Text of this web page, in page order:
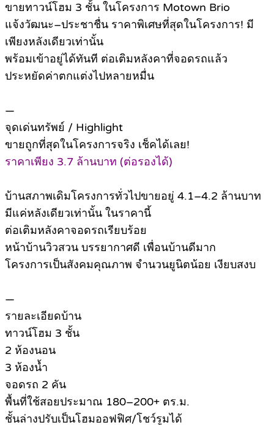
ขายทาวน์โฮม 3 ชั้น ในโครงการ Motown Brio
แจ้งวัฒนะ–ประชาชื่น ราคาพิเศษที่สุดในโครงการ! มี
เพียงหลังเดียวเท่านั้น
พร้อมเข้าอยู่ได้ทันที ต่อเติมหลังคาที่จอดรถแล้ว
ประหยัดค่าตกแต่งไปหลายหมื่น
—
จุดเด่นทรัพย์ / Highlight
ขายถูกที่สุดในโครงการจริง เช็คได้เลย!
ราคาเพียง 3.7 ล้านบาท (ต่อรองได้)
บ้านสภาพเดิมโครงการทั่วไปขายอยู่ 4.1–4.2 ล้านบาท
มีแค่หลังเดียวเท่านั้น ในราคานี้
ต่อเติมหลังคาจอดรถเรียบร้อย
หน้าบ้านวิวสวน บรรยากาศดี เพื่อนบ้านดีมาก
โครงการเป็นสังคมคุณภาพ จำนวนยูนิตน้อย เงียบสงบ
—
รายละเอียดบ้าน
ทาวน์โฮม 3 ชั้น
2 ห้องนอน
3 ห้องน้ำ
จอดรถ 2 คัน
พื้นที่ใช้สอยประมาณ 180–200+ ตร.ม.
ชั้นล่างปรับเป็นโฮมออฟฟิศ/โชว์รูมได้